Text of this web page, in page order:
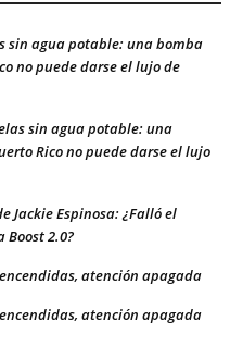
sin agua potable: una bomba
no puede darse el lujo de
sin agua potable: una
Rico no puede darse el lujo
Jackie Espinosa: ¿Falló el
Boost 2.0?
atención apagada
atención apagada